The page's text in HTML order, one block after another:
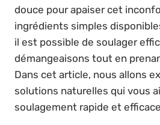
douce pour apaiser cet
ingrédients simples
il est possible de soulager
démangeaisons tout en
Dans cet article, nous allons
solutions naturelles qui vous
soulagement rapide et